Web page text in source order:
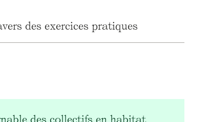
des exercices pratiques
des collectifs en habitat